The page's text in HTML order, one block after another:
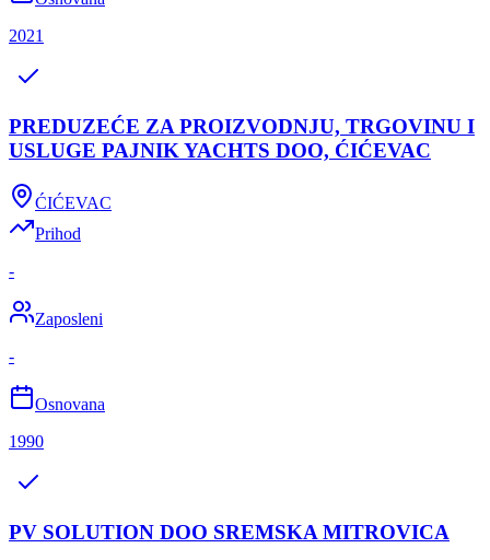
2021
PREDUZEĆE ZA PROIZVODNJU, TRGOVINU I
USLUGE PAJNIK YACHTS DOO, ĆIĆEVAC
ĆIĆEVAC
Prihod
-
Zaposleni
-
Osnovana
1990
PV SOLUTION DOO SREMSKA MITROVICA